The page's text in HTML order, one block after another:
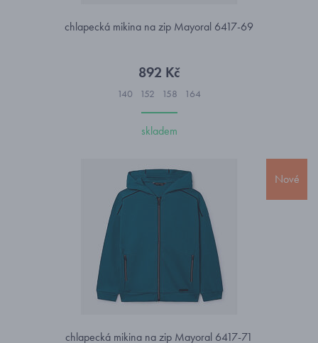
chlapecká mikina na zip Mayoral 6417-69
892 Kč
140 152 158 164
skladem
Nové
chlapecká mikina na zip Mayoral 6417-71